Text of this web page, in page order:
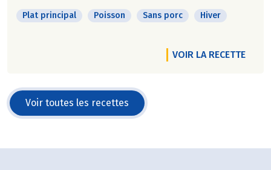
Plat principal Poisson Sans porc Hiver
VOIR LA RECETTE
Voir toutes les recettes